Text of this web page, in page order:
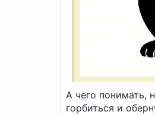
А чего понимать,
горбиться и